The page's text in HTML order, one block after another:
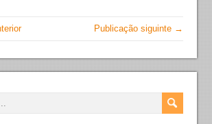
Publicação siguinte →